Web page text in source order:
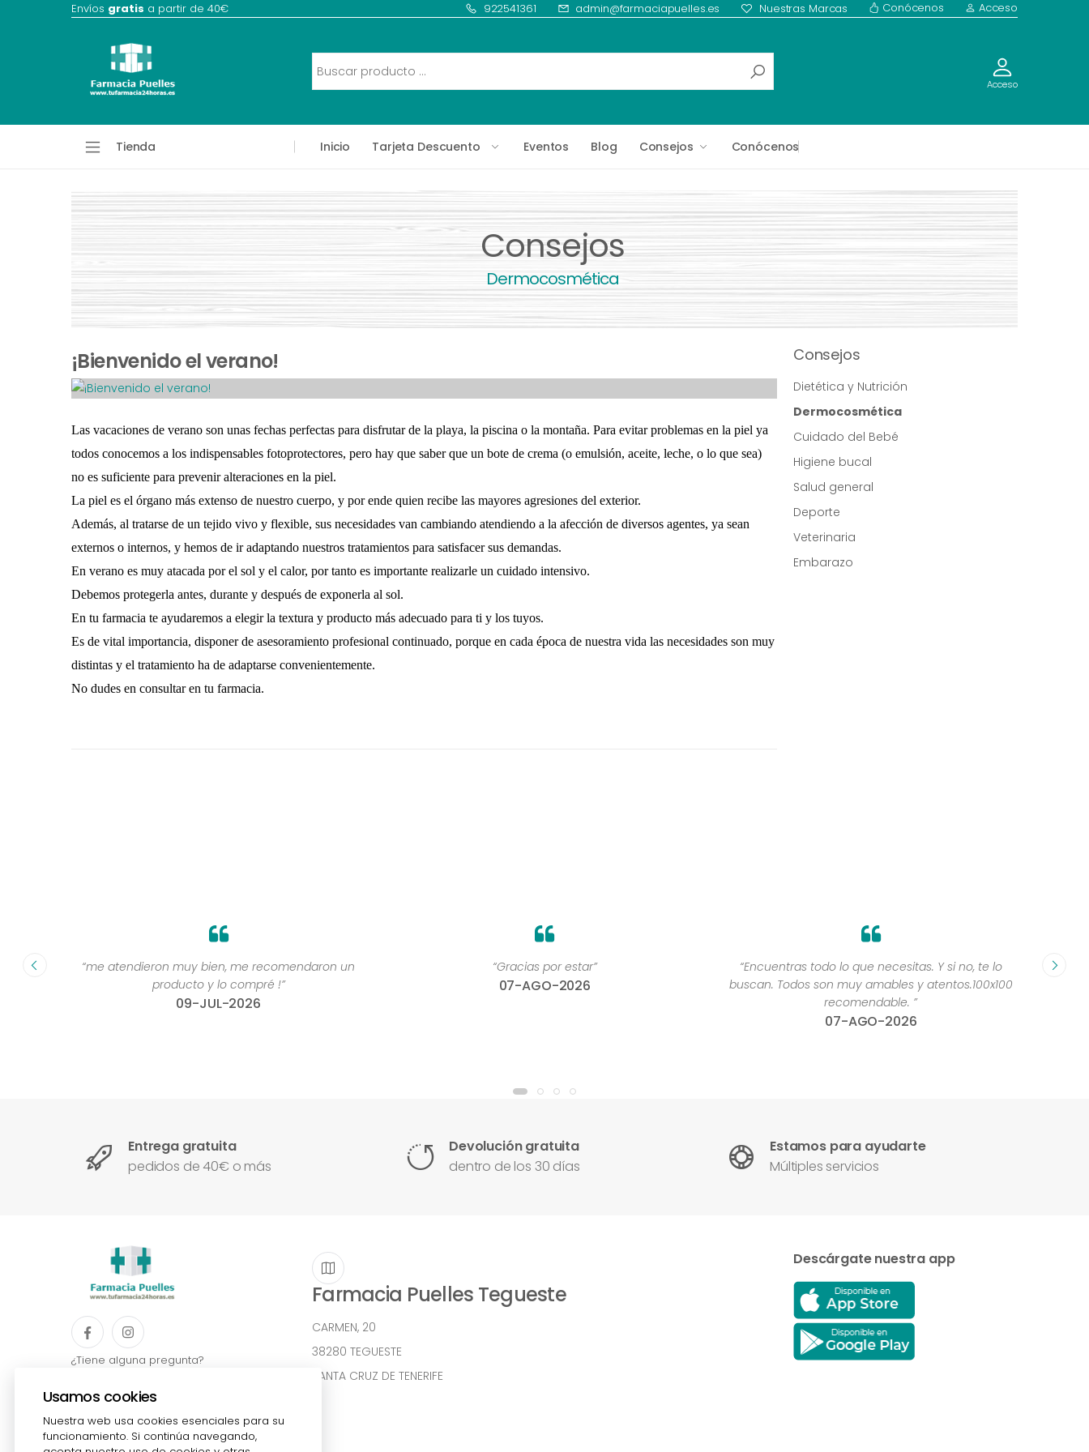
Envíos gratis a partir de 40€ 922541361 admin@farmaciapuelles.es Nuestras Marcas Conócenos Acceso
Acceso
Tienda Inicio Tarjeta Descuento Eventos Blog Consejos Conócenos
Consejos
Dermocosmética
¡Bienvenido el verano!
Las vacaciones de verano son unas fechas perfectas para disfrutar de la playa, la piscina o la montaña. Para evitar problemas en la piel ya
todos conocemos a los indispensables fotoprotectores, pero hay que saber que un bote de crema (o emulsión, aceite, leche, o lo que sea)
no es suficiente para prevenir alteraciones en la piel.
La piel es el órgano más extenso de nuestro cuerpo, y por ende quien recibe las mayores agresiones del exterior.
Además, al tratarse de un tejido vivo y flexible, sus necesidades van cambiando atendiendo a la afección de diversos agentes, ya sean
externos o internos, y hemos de ir adaptando nuestros tratamientos para satisfacer sus demandas.
En verano es muy atacada por el sol y el calor, por tanto es importante realizarle un cuidado intensivo.
Debemos protegerla antes, durante y después de exponerla al sol.
En tu farmacia te ayudaremos a elegir la textura y producto más adecuado para ti y los tuyos.
Es de vital importancia, disponer de asesoramiento profesional continuado, porque en cada época de nuestra vida las necesidades son muy
distintas y el tratamiento ha de adaptarse convenientemente.
No dudes en consultar en tu farmacia.
Consejos
Dietética y Nutrición
Dermocosmética
Cuidado del Bebé
Higiene bucal
Salud general
Deporte
Veterinaria
Embarazo
bien,
“me atendieron muy bien, me recomendaron un
producto y lo compré !”
09-JUL-2026
“Gracias por estar”
07-AGO-2026
“Encuentras todo lo que necesitas. Y si no, te lo
buscan. Todos son muy amables y atentos.100x100
recomendable. ”
07-AGO-2026
Entrega gratuita
pedidos de 40€ o más
Devolución gratuita
dentro de los 30 días
Estamos para ayudarte
Múltiples servicios
¿Tiene alguna pregunta?
922541361
admin@farmaciapuelles.es
Farmacia Puelles Tegueste
CARMEN, 20
38280 TEGUESTE
SANTA CRUZ DE TENERIFE
Descárgate nuestra app
Usamos cookies
Nuestra web usa cookies esenciales para su
funcionamiento. Si continúa navegando,